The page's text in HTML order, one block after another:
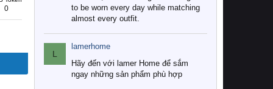
0
to be worn every day while matching
almost every outfit.
L
lamerhome
Hãy đến với lamer Home để sắm
ngay những sản phẩm phù hợp